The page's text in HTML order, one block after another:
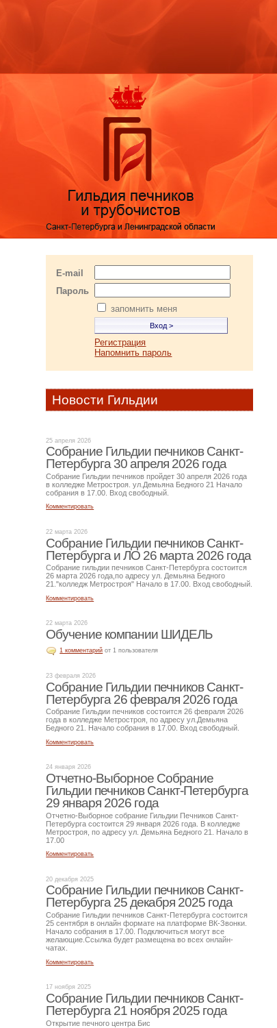
E-mail
Пароль
запомнить меня
Регистрация
Напомнить пароль
Новости Гильдии
25 апреля 2026
Собрание Гильдии печников Санкт-
Петербурга 30 апреля 2026 года
Собрание Гильдии печников пройдет 30 апреля 2026 года
в колледже Метростроя. ул.Демьяна Бедного 21 Начало
собрания в 17.00. Вход свободный.
Комментировать
22 марта 2026
Собрание Гильдии печников Санкт-
Петербурга и ЛО 26 марта 2026 года
Собрание гильдии печников Санкт-Петербурга состоится
26 марта 2026 года,по адресу ул. Демьяна Бедного
21."колледж Метростроя" Начало в 17.00. Вход свободный.
Комментировать
22 марта 2026
Обучение компании ШИДЕЛЬ
1 комментарий от 1 пользователя
23 февраля 2026
Собрание Гильдии печников Санкт-
Петербурга 26 февраля 2026 года
Собрание Гильдии печников состоится 26 февраля 2026
года в колледже Метростроя, по адресу ул.Демьяна
Бедного 21. Начало собрания в 17.00. Вход свободный.
Комментировать
24 января 2026
Отчетно-Выборное Собрание
Гильдии печников Санкт-Петербурга
29 января 2026 года
Отчетно-Выборное собрание Гильдии Печников Санкт-
Петербурга состоится 29 января 2026 года. В колледже
Метростроя, по адресу ул. Демьяна Бедного 21. Начало в
17.00
Комментировать
20 декабря 2025
Собрание Гильдии печников Санкт-
Петербурга 25 декабря 2025 года
Собрание Гильдии печников Санкт-Петербурга состоится
25 сентября в онлайн формате на платформе ВК-Звонки.
Начало собрания в 17.00. Подключиться могут все
желающие.Ссылка будет размещена во всех онлайн-
чатах.
Комментировать
17 ноября 2025
Собрание Гильдии печников Санкт-
Петербурга 21 ноября 2025 года
Открытие печного центра Бис